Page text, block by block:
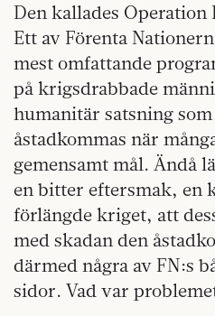
Den kallades Operation
Ett av Förenta
mest omfattande
på krigsdrabbade
humanitär satsning
åstadkommas när
gemensamt mål. Ändå
en bitter eftersmak, en
förlängde kriget, att
med skadan den
därmed några av FN:s
sidor. Vad var